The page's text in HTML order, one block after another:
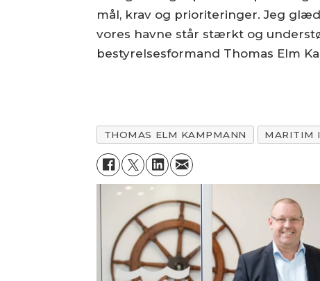
mål, krav og prioriteringer. Jeg
vores havne står stærkt og
bestyrelsesformand Thomas Elm
THOMAS ELM KAMPMANN MARITIM